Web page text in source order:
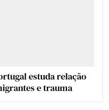
estuda relação
e trauma